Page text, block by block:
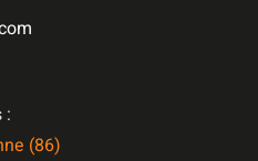
:
(86)